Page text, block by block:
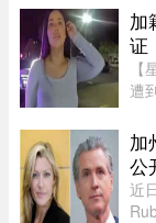
活
的
加
证
遭
了
的
加
公
近